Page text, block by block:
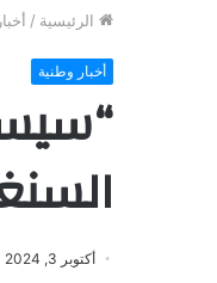
الرئيسية /
أخبار وطنية
أكتوبر 3, 2024